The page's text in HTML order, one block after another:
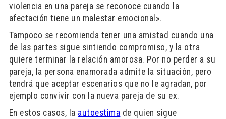
violencia en una pareja se reconoce cuando la
afectación tiene un malestar emocional».
Tampoco se recomienda tener una amistad cuando una
de las partes sigue sintiendo compromiso, y la otra
quiere terminar la relación amorosa. Por no perder a su
pareja, la persona enamorada admite la situación, pero
tendrá que aceptar escenarios que no le agradan, por
ejemplo convivir con la nueva pareja de su ex.
En estos casos, la autoestima de quien sigue